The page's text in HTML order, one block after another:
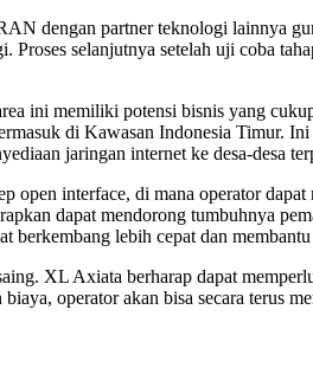
dengan partner teknologi lainnya
selanjutnya setelah uji coba
ini memiliki potensi bisnis yang
di Kawasan Indonesia Timur.
jaringan internet ke desa-desa
interface, di mana operator
dapat mendorong tumbuhnya
lebih cepat dan
XL Axiata berharap dapat
operator akan bisa secara terus